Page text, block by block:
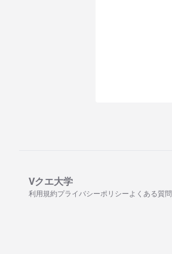
Vクエ大学
利用規約プライバシーポリシーよくある質問